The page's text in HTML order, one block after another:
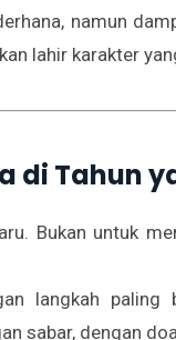
namun
lahir karakter
di Tahun
Bukan untuk
langkah paling
sabar, dengan